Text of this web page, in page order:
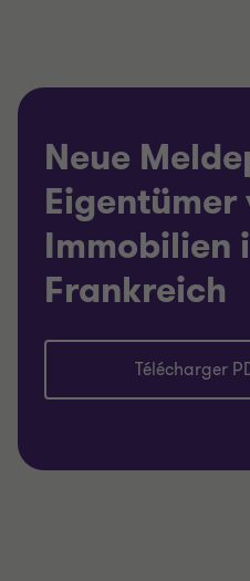
Neue
Eigentümer
Immobilien
Frankreich
Télécharger